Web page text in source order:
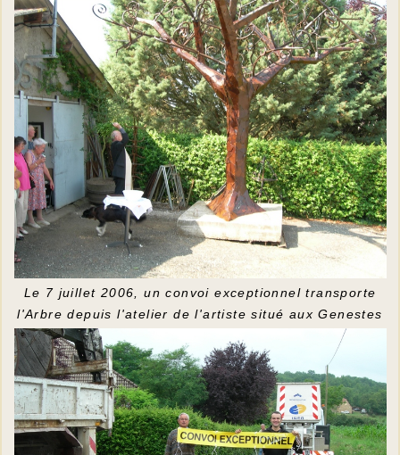
Le 7 juillet 2006, un convoi exceptionnel transporte
l'Arbre depuis l'atelier de l'artiste situé aux Genestes